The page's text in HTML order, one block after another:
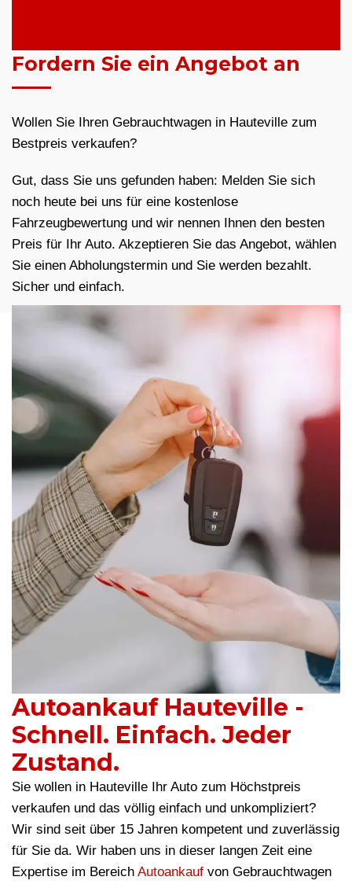
Fordern Sie ein Angebot an
Wollen Sie Ihren Gebrauchtwagen in Hauteville zum
Bestpreis verkaufen?
Gut, dass Sie uns gefunden haben: Melden Sie sich
noch heute bei uns für eine kostenlose
Fahrzeugbewertung und wir nennen Ihnen den besten
Preis für Ihr Auto. Akzeptieren Sie das Angebot, wählen
Sie einen Abholungstermin und Sie werden bezahlt.
Sicher und einfach.
Autoankauf Hauteville -
Schnell. Einfach. Jeder
Zustand.
Sie wollen in Hauteville Ihr Auto zum Höchstpreis
verkaufen und das völlig einfach und unkompliziert?
Wir sind seit über 15 Jahren kompetent und zuverlässig
für Sie da. Wir haben uns in dieser langen Zeit eine
Expertise im Bereich Autoankauf von Gebrauchtwagen